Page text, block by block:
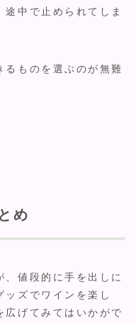
中で止められてしま
るものを選ぶのが無難
め
値段的に手を出しに
ッズでワインを楽し
広げてみてはいかがで